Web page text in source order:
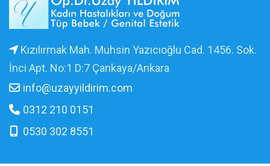
Kızılırmak Mah. Muhsin Yazıcıoğlu Cad. 1456. Sok.
İnci Apt. No:1 D:7 Çankaya/Ankara
info@uzayyildirim.com
0312 210 0151
0530 302 8551